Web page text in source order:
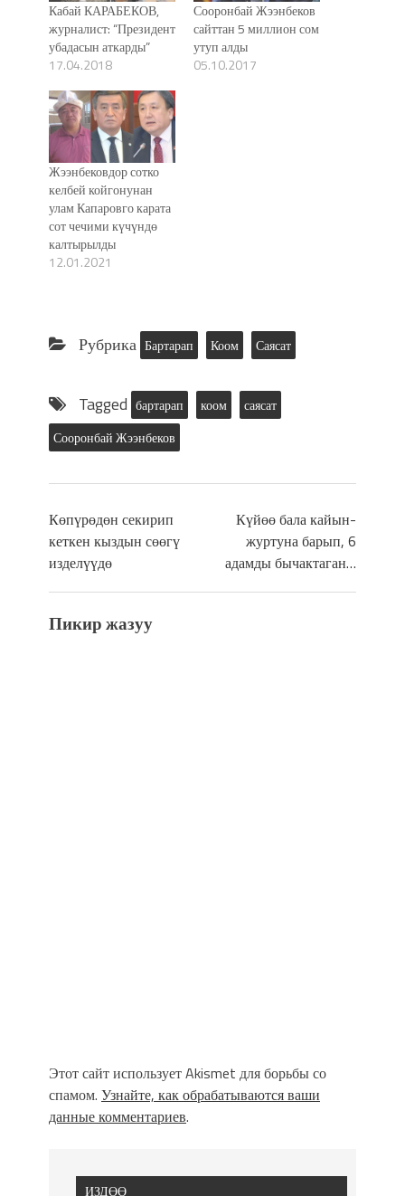
Кабай КАРАБЕКОВ,
журналист: “Президент
убадасын аткарды”
17.04.2018
Сооронбай Жээнбеков
сайттан 5 миллион сом
утуп алды
05.10.2017
Жээнбековдор сотко
келбей койгонунан
улам Капаровго карата
сот чечими күчүндө
калтырылды
12.01.2021
Рубрика Бартарап Коом Саясат
Tagged бартарап коом
саясат
Сооронбай Жээнбеков
Көпүрөдөн секирип
кеткен кыздын сөөгү
изделүүдө
Күйөө бала кайын-
журтуна барып, 6
адамды бычактаган…
Пикир жазуу
Этот сайт использует Akismet для борьбы со
спамом. Узнайте, как обрабатываются ваши
данные комментариев.
ИЗДӨӨ